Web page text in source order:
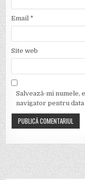
Email *
Site web
Salvează-mi numele,
navigator pentru data